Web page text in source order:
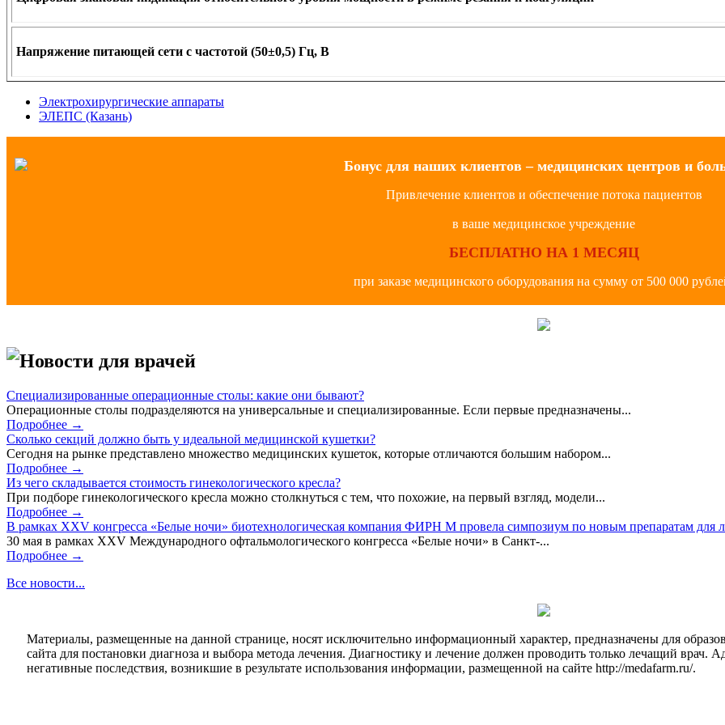
Напряжение питающей сети с частотой (50±0,5) Гц, В
Электрохирургические аппараты
ЭЛЕПС (Казань)
Бонус для наших клиентов – медицинских центров и
Привлечение клиентов и обеспечение потока пациентов
в ваше медицинское учреждение
БЕСПЛАТНО НА 1 МЕСЯЦ
при заказе медицинского оборудования на сумму от 500 000
Новости для врачей
Специализированные операционные столы: какие они бывают?
Операционные столы подразделяются на универсальные и специализированные. Если первые предназначены...
Подробнее →
Сколько секций должно быть у идеальной медицинской кушетки?
Сегодня на рынке представлено множество медицинских кушеток, которые отличаются большим набором...
Подробнее →
Из чего складывается стоимость гинекологического кресла?
При подборе гинекологического кресла можно столкнуться с тем, что похожие, на первый взгляд, модели...
Подробнее →
В рамках XXV конгресса «Белые ночи» биотехнологическая компания ФИРН М провела симпозиум по новым препаратам для
30 мая в рамках XXV Международного офтальмологического конгресса «Белые ночи» в Санкт-...
Подробнее →
Все новости...
Материалы, размещенные на данной странице, носят исключительно информационный характер, предназначены для
сайта для постановки диагноза и выбора метода лечения. Диагностику и лечение должен проводить только лечащий врач.
негативные последствия, возникшие в результате использования информации, размещенной на сайте http://medafarm.ru/.